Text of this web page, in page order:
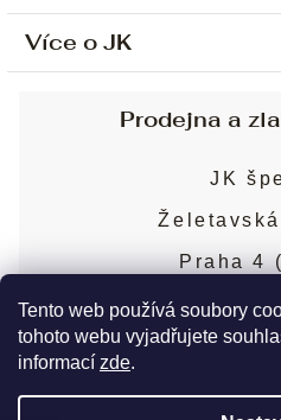
Tento web používá soubory
tohoto webu vyjadřujete
informací zde.
Ochrana osobních
Sjednání osobní
Obchodní podmínky
Puncovní značky
Více o JK
Blog
Nejčastější dotazy
Prodejna a
JK
Praha 4
Více o
Copyright 2026JK